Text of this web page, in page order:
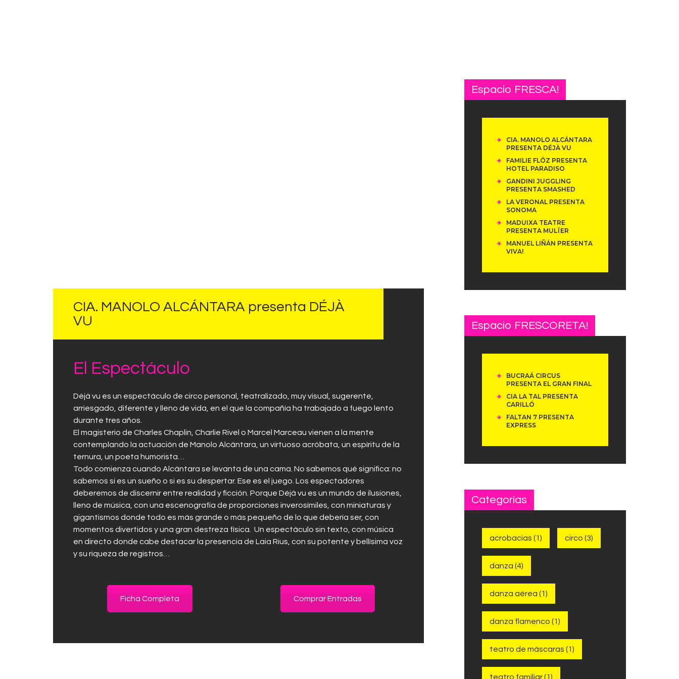
CIA. MANOLO ALCÁNTARA presenta DÉJÀ
VU
El Espectáculo
Déjà vu es un espectáculo de circo personal, teatralizado, muy visual, sugerente,
arriesgado, diferente y lleno de vida, en el que la compañía ha trabajado a fuego lento
durante tres años.
El magisterio de Charles Chaplin, Charlie Rivel o Marcel Marceau vienen a la mente
contemplando la actuación de Manolo Alcántara, un virtuoso acróbata, un espíritu de la
ternura, un poeta humorista…
Todo comienza cuando Alcántara se levanta de una cama. No sabemos qué significa: no
sabemos si es un sueño o si es su despertar. Ese es el juego. Los espectadores
deberemos de discernir entre realidad y ficción. Porque Déjà vu es un mundo de ilusiones,
lleno de música, con una escenografía de proporciones inverosímiles, con miniaturas y
gigantismos donde todo es más grande o más pequeño de lo que debería ser, con
momentos divertidos y una gran destreza física. Un espectáculo sin texto, con música
en directo donde cabe destacar la presencia de Laia Rius, con su potente y bellísima voz
y su riqueza de registros…
Ficha Completa Comprar Entradas
Espacio FRESCA!
CIA. MANOLO ALCÁNTARA
PRESENTA DÉJÀ VU
FAMILIE FLÖZ PRESENTA
HOTEL PARADISO
GANDINI JUGGLING
PRESENTA SMASHED
LA VERONAL PRESENTA
SONOMA
MADUIXA TEATRE
PRESENTA MULÏER
MANUEL LIÑÁN PRESENTA
VIVA!
Espacio FRESCORETA!
BUCRAÁ CIRCUS
PRESENTA EL GRAN FINAL
CIA LA TAL PRESENTA
CARILLÓ
FALTAN 7 PRESENTA
EXPRESS
Categorías
acrobacias (1) circo (3)
danza (4)
danza aérea (1)
danza flamenco (1)
teatro de máscaras (1)
teatro familiar(1)